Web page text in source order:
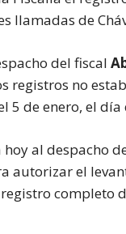
llamadas de
del fiscal
registros no
5 de enero, el día
hoy al despacho
autorizar el
completo